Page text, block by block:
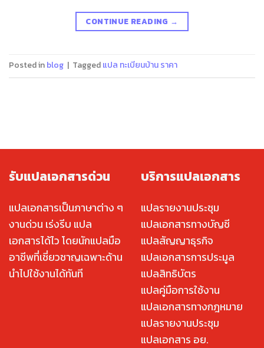
CONTINUE READING →
Posted inblog | Taggedแปล ทะเบียนบ้าน ราคา
รับแปลเอกสารด่วน
แปลเอกสารเป็นภาษาต่าง ๆ
งานด่วน เร่งรีบ แปล
เอกสารได้ไว โดยนักแปลมือ
อาชีพที่เชี่ยวชาญเฉพาะด้าน
นำไปใช้งานได้ทันที
บริการแปลเอกสาร
แปลรายงานประชุม
แปลเอกสารทางบัญชี
แปลสัญญาธุรกิจ
แปลเอกสารการประมูล
แปลสิทธิบัตร
แปลคู่มือการใช้งาน
แปลเอกสารทางกฎหมาย
แปลรายงานประชุม
แปลเอกสาร อย.